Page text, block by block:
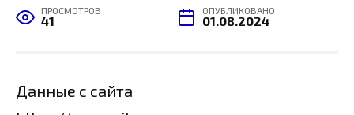
ПРОСМОТРОВ
41
ОПУБЛИКОВАНО
01.08.2024
Данные с сайта